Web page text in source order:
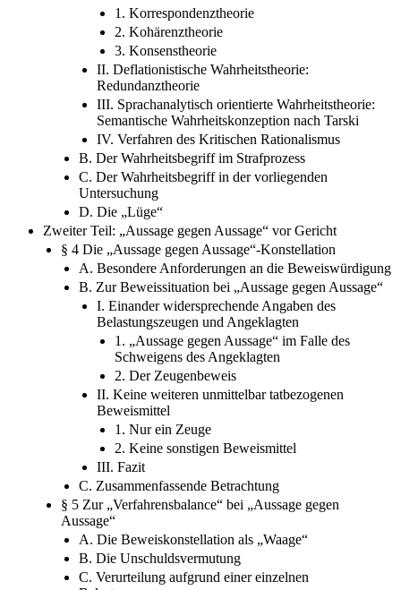
I. Substanzielle Wahrheitstheorien
1. Korrespondenztheorie
2. Kohärenztheorie
3. Konsenstheorie
II. Deflationistische Wahrheitstheorie:
Redundanztheorie
III. Sprachanalytisch orientierte Wahrheitstheorie:
Semantische Wahrheitskonzeption nach Tarski
IV. Verfahren des Kritischen Rationalismus
B. Der Wahrheitsbegriff im Strafprozess
C. Der Wahrheitsbegriff in der vorliegenden
Untersuchung
D. Die „Lüge“
Zweiter Teil: „Aussage gegen Aussage“ vor Gericht
§ 4 Die „Aussage gegen Aussage“-Konstellation
A. Besondere Anforderungen an die Beweiswürdigung
B. Zur Beweissituation bei „Aussage gegen Aussage“
I. Einander widersprechende Angaben des
Belastungszeugen und Angeklagten
1. „Aussage gegen Aussage“ im Falle des
Schweigens des Angeklagten
2. Der Zeugenbeweis
II. Keine weiteren unmittelbar tatbezogenen
Beweismittel
1. Nur ein Zeuge
2. Keine sonstigen Beweismittel
III. Fazit
C. Zusammenfassende Betrachtung
§ 5 Zur „Verfahrensbalance“ bei „Aussage gegen
Aussage“
A. Die Beweiskonstellation als „Waage“
B. Die Unschuldsvermutung